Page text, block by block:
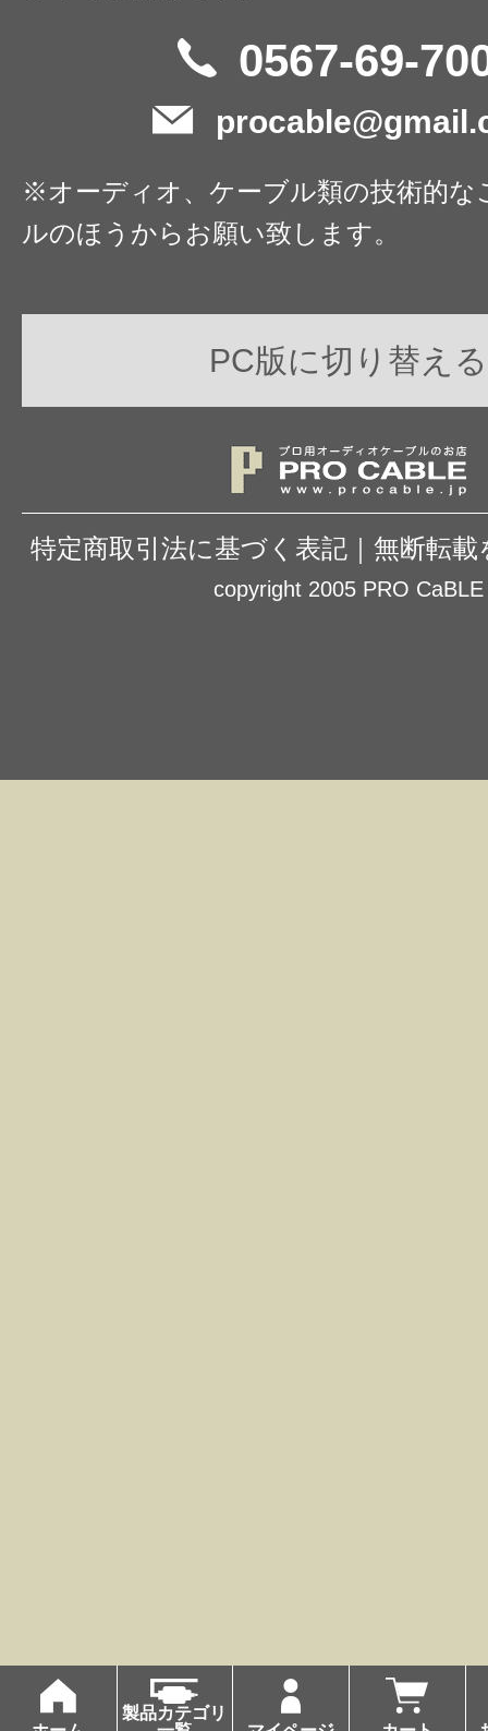
0567-69-
※オーディオ、ケーブル類の技術的な
ルのほうからお願い致します。
PC版に切り替える
特定商取引法に基づく表記 無断転載
copyright 2005 PRO CaBLE
製品カテゴリ